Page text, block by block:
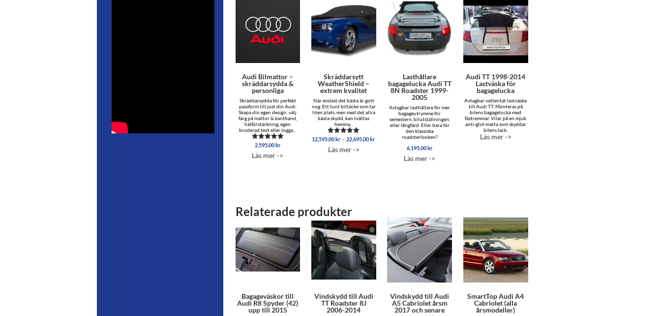
Audi Bilmattor –
skräddarsydda &
personliga
Skräddarsydda för perfekt
passform till just din Audi.
Skapa din egen design; välj
färg på mattor & kantband,
hälförstärkning, egen
broderad text eller logga...
Betygsatt
av 5
2,595.00kr
Läs mer ->
Skräddarsytt
WeatherShield –
extrem kvalitet
När endast det bästa är gott
nog. Ett tunt biltäcke som tar
liten plats, men med det allra
bästa skydd, kan tvättas
hemma...
Betygsatt
av 5
12,595.00kr – 22,695.00krPrisintervall:
12,595.00 kr
22,695.00 kr
Läs mer ->
Lasthållare
bagagelucka Audi TT
8N Roadster 1999-
2005
Avtagbar lasthållare för mer
bagageutrymme för
semestern, bilutställningen,
eller långfärd. Eller bara för
den klassiska
roadsterlooken?
6,195.00kr
Läs mer ->
Audi TT 1998-2014
Lastväska för
bagagelucka
Avtagbar vattentät lastväska
till Audi TT. Monteras på
bilens bagagelucka med
fästremmar. Vilar på en mjuk
anti-glid-matta som skyddar
bilens lack.
Läs mer ->
Relaterade produkter
Bagageväskor till
Audi R8 Spyder (42)
upp till 2015
Vindskydd till Audi
TT Roadster 8J
2006-2014
Vindskydd till Audi
A5 Cabriolet årsm
2017 och senare
SmartTop Audi A4
Cabriolet (alla
årsmodeller)